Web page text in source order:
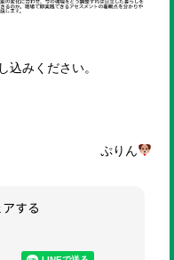
込みください。
ぷりん
する